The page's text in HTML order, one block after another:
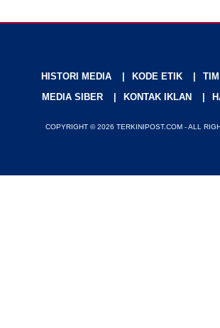
HISTORI MEDIA KODE ETIK
MEDIA SIBER
KONTAK IKLAN
COPYRIGHT © 2026 TERKINIPOST.COM - ALL